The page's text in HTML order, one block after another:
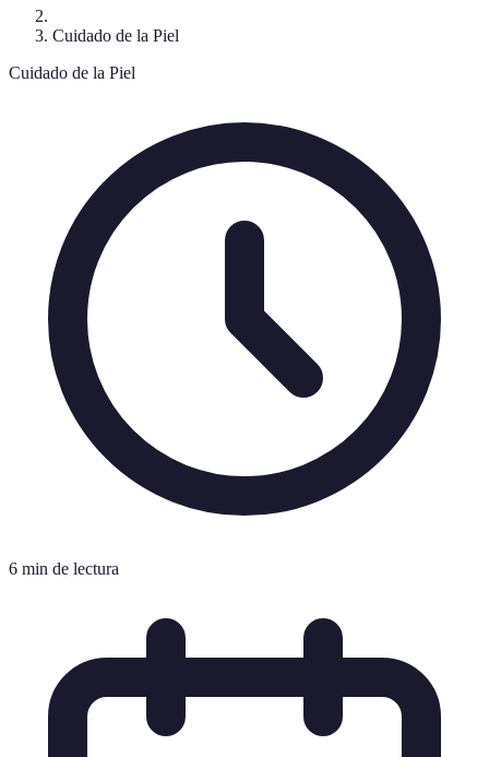
Cuidado de la Piel
Cuidado de la Piel
6 min de lectura